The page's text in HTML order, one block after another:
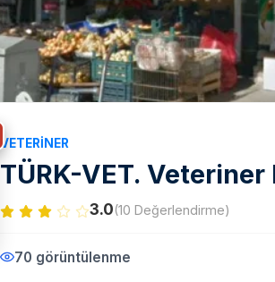
VETERINER
TÜRK-VET.
3.0(10 Değerlendirme)
70 görüntülenme